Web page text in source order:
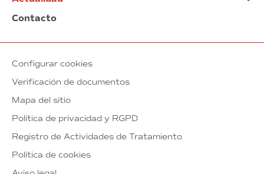
Contacto
Configurar cookies
Verificación de documentos
Mapa del sitio
Política de privacidad y RGPD
Registro de Actividades de Tratamiento
Política de cookies